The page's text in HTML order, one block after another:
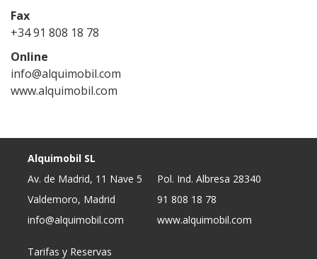
Fax
+34 91 808 18 78
Online
info@alquimobil.com
www.alquimobil.com
Alquimobil SL
Av. de Madrid, 11 Nave 5
Pol. Ind. Albresa 28340
Valdemoro, Madrid
91 808 18 78
info@alquimobil.com
www.alquimobil.com
Tarifas y Reservas